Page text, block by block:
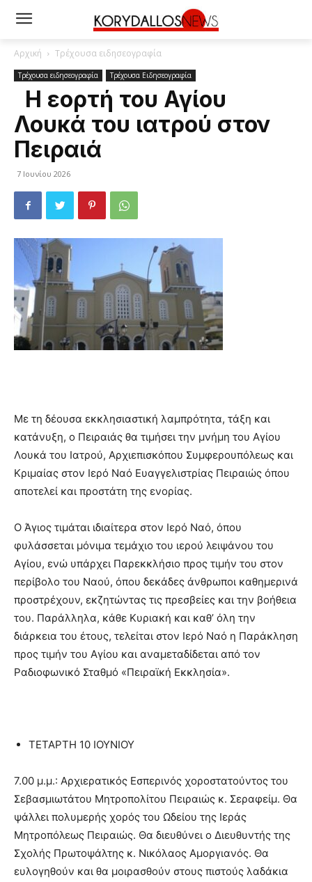
Αρχική Τρέχουσα ειδησεογραφία
Τρέχουσα ειδησεογραφία Τρέχουσα Ειδησεογραφία
Η εορτή του Αγίου
Λουκά του ιατρού στον
Πειραιά
7 Ιουνίου 2026
Με τη δέουσα εκκλησιαστική λαμπρότητα, τάξη και
κατάνυξη, o Πειραιάς θα τιμήσει την μνήμη του Αγίου
Λουκά του Ιατρού, Αρχιεπισκόπου Συμφερουπόλεως και
Κριμαίας στον Ιερό Ναό Ευαγγελιστρίας Πειραιώς όπου
αποτελεί και προστάτη της ενορίας.
Ο Άγιος τιμάται ιδιαίτερα στον Ιερό Ναό, όπου
φυλάσσεται μόνιμα τεμάχιο του ιερού λειψάνου του
Αγίου, ενώ υπάρχει Παρεκκλήσιο προς τιμήν του στον
περίβολο του Ναού, όπου δεκάδες άνθρωποι καθημερινά
προστρέχουν, εκζητώντας τις πρεσβείες και την βοήθεια
του. Παράλληλα, κάθε Κυριακή και καθ’ όλη την
διάρκεια του έτους, τελείται στον Ιερό Ναό η Παράκληση
προς τιμήν του Αγίου και αναμεταδίδεται από τον
Ραδιοφωνικό Σταθμό «Πειραϊκή Εκκλησία».
ΤΕΤΑΡΤΗ 10 ΙΟΥΝΙΟΥ
7.00 μ.μ.: Αρχιερατικός Εσπερινός χοροστατούντος του
Σεβασμιωτάτου Μητροπολίτου Πειραιώς κ. Σεραφείμ. Θα
ψάλλει πολυμερής χορός του Ωδείου της Ιεράς
Μητροπόλεως Πειραιώς. Θα διευθύνει ο Διευθυντής της
Σχολής Πρωτοψάλτης κ. Νικόλαος Αμοργιανός. Θα
ευλογηθούν και θα μοιρασθούν στους πιστούς λαδάκια